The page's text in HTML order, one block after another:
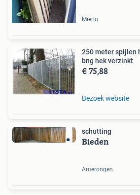
Mierlo
250 meter spijlen
bng hek verzinkt
€ 75,88
Bezoek website
schutting
Bieden
Amerongen